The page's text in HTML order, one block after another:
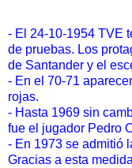
- El 24-10-1954 TVE
de pruebas. Los
de Santander y el
- En el 70-71
rojas.
- Hasta 1969 sin
fue el jugador Pedro
- En 1973 se admitió
Gracias a esta